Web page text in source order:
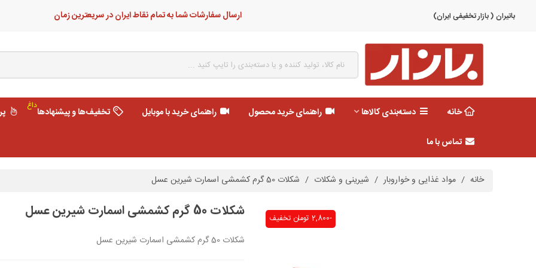
باتیران ( بازار تخفیفی ایران) ارسال سفارشات شما به تمام نقاط ایران در سریعترین زمان
خانه دسته‌بندی کالاها راهنمای خرید محصول راهنمای خرید با موبایل تخفیف‌ها و پیشنهادهاداغ
تماس با ما
خانه / مواد غذایی و خواروبار / شیرینی و شکلات / شکلات 50 گرم کشمشی اسمارت شیرین عسل
تخفیف -2,800 تومان شکلات 50 گرم کشمشی اسمارت شیرین عسل
شکلات 50 گرم کشمشی اسمارت شیرین عسل